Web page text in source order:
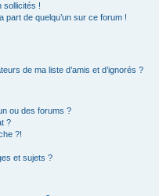
sollicités !
part de quelqu’un sur ce forum !
de ma liste d’amis et d’ignorés ?
ou des forums ?
?
?!
et sujets ?